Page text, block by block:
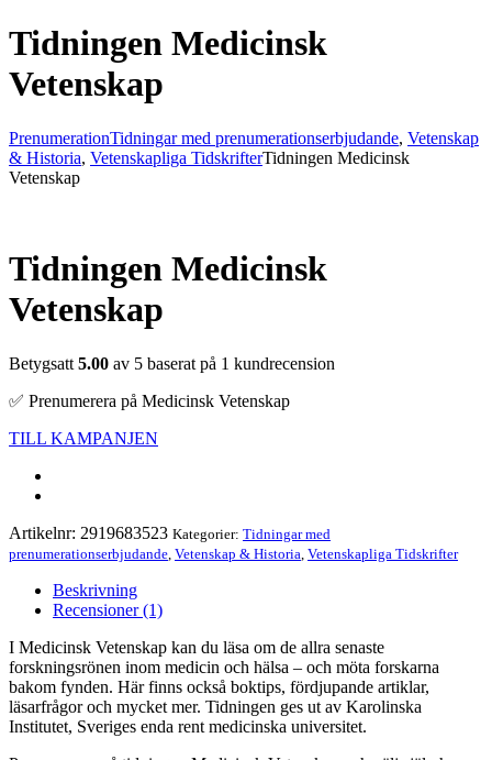
Tidningen Medicinsk
Vetenskap
PrenumerationTidningar med prenumerationserbjudande, Vetenskap
& Historia, Vetenskapliga TidskrifterTidningen Medicinsk
Vetenskap
Tidningen Medicinsk
Vetenskap
Betygsatt 5.00 av 5 baserat på 1 kundrecension
✅ Prenumerera på Medicinsk Vetenskap
TILL KAMPANJEN
Artikelnr: 2919683523 Kategorier: Tidningar med
prenumerationserbjudande Vetenskap & Historia Vetenskapliga Tidskrifter
Beskrivning
Recensioner (1)
I Medicinsk Vetenskap kan du läsa om de allra senaste
forskningsrönen inom medicin och hälsa – och möta forskarna
bakom fynden. Här finns också boktips, fördjupande artiklar,
läsarfrågor och mycket mer. Tidningen ges ut av Karolinska
Institutet, Sveriges enda rent medicinska universitet.